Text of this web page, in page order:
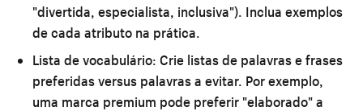
"divertida, especialista, inclusiva"). Inclua exemplos
de cada atributo na prática.
Lista de vocabulário: Crie listas de palavras e frases
preferidas versus palavras a evitar. Por exemplo,
uma marca premium pode preferir "elaborado" a